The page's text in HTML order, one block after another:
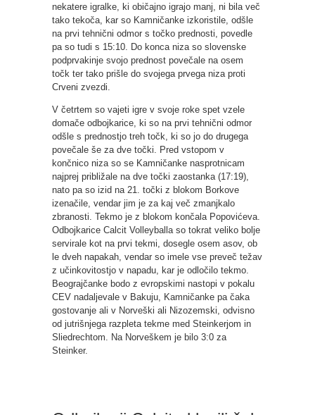
nekatere igralke, ki običajno igrajo manj, ni bila več
tako tekoča, kar so Kamničanke izkoristile, odšle
na prvi tehnični odmor s točko prednosti, povedle
pa so tudi s 15:10. Do konca niza so slovenske
podprvakinje svojo prednost povečale na osem
točk ter tako prišle do svojega prvega niza proti
Crveni zvezdi.
V četrtem so vajeti igre v svoje roke spet vzele
domače odbojkarice, ki so na prvi tehnični odmor
odšle s prednostjo treh točk, ki so jo do drugega
povečale še za dve točki. Pred vstopom v
končnico niza so se Kamničanke nasprotnicam
najprej približale na dve točki zaostanka (17:19),
nato pa so izid na 21. točki z blokom Borkove
izenačile, vendar jim je za kaj več zmanjkalo
zbranosti. Tekmo je z blokom končala Popovićeva.
Odbojkarice Calcit Volleyballa so tokrat veliko bolje
servirale kot na prvi tekmi, dosegle osem asov, ob
le dveh napakah, vendar so imele vse preveč težav
z učinkovitostjo v napadu, kar je odločilo tekmo.
Beograjčanke bodo z evropskimi nastopi v pokalu
CEV nadaljevale v Bakuju, Kamničanke pa čaka
gostovanje ali v Norveški ali Nizozemski, odvisno
od jutrišnjega razpleta tekme med Steinkerjom in
Sliedrechtom. Na Norveškem je bilo 3:0 za
Steinker.